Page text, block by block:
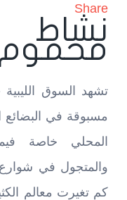
Share
محموم
تشهد السوق
مسبوقة في البضائع
المحلي خاصة
والمتجول في
كم تغيرت معالم